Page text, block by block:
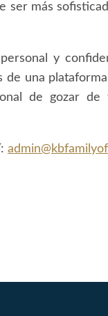
ser más
y
una
de gozar de